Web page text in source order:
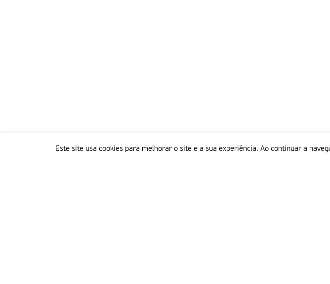
Este site usa cookies para melhorar o site e a sua experiência. Ao continuar a